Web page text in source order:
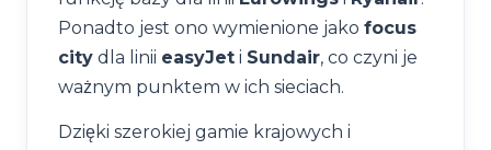
Ponadto jest ono wymienione jako focus
city dla linii easyJet i Sundair, co czyni je
ważnym punktem w ich sieciach.
Dzięki szerokiej gamie krajowych i